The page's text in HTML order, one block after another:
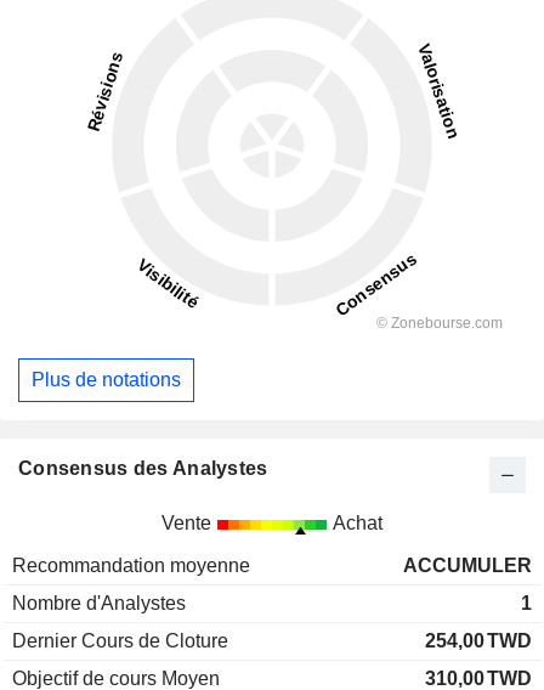
Plus de notations
Consensus des Analystes
Vente Achat
Recommandation moyenne
ACCUMULER
Nombre d'Analystes
1
Dernier Cours de Cloture
254,00TWD
Objectif de cours Moyen
310,00TWD